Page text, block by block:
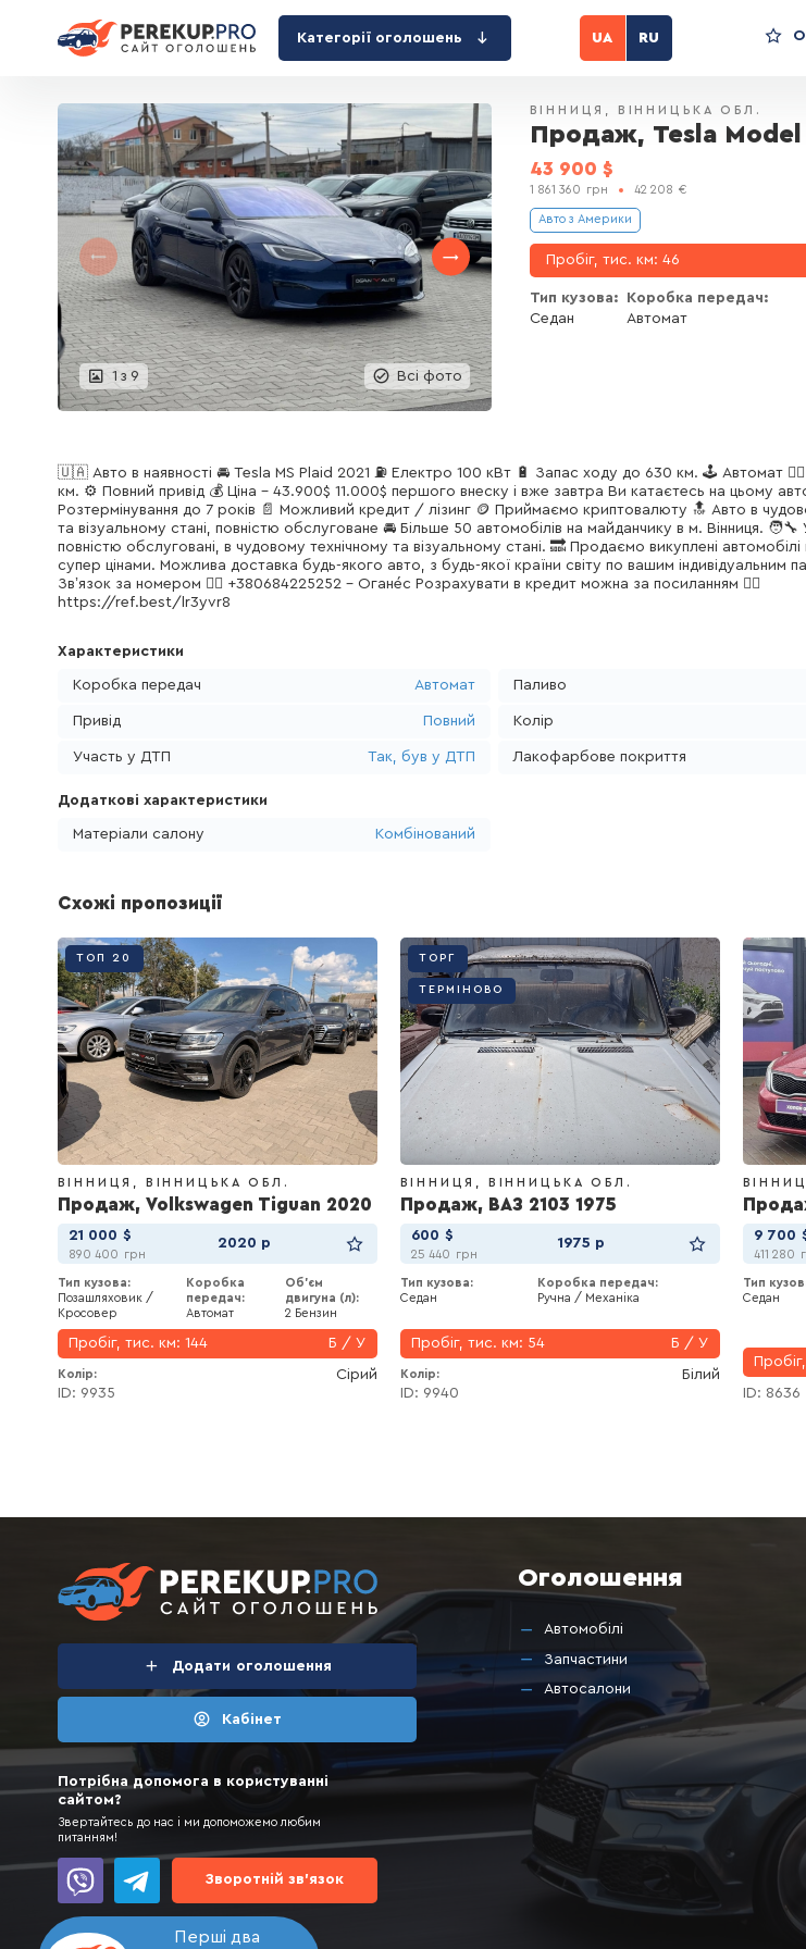
Категорії оголошень UA RU
1 з 9 Всі фото
ВІННИЦЯ ВІННИЦЬКА ОБЛ.
Продаж, Tesla Model
43 900 $
1 861 360 грн 42 208 €
Авто з Америки
Пробіг, тис. км: 46
Тип кузова:
Седан
Коробка передач:
Автомат
🇺🇦 Авто в наявності 🚘 Tesla MS Plaid 2021 ⛽️ Електро 100 кВт 🔋 Запас ходу до 630 км. 🕹 Автомат
км. ⚙️ Повний привід 💰 Ціна - 43.900$ 11.000$ першого внеску і вже завтра Ви катаєтесь на цьому
Розтермінування до 7 років 📄 Можливий кредит / лізинг 🪙 Приймаємо криптовалюту 🔝 Авто в
та візуальному стані, повністю обслуговане 🚘 Більше 50 автомобілів на майданчику в м. Вінниця. 🧑‍🔧
повністю обслуговані, в чудовому технічному та візуальному стані. 🔜 Продаємо викуплені автомобілі
супер цінами. Можлива доставка будь-якого авто, з будь-якої країни світу по вашим індивідуальним
Звʼязок за номером 👇🏾 +380684225252 - Оганéс Розрахувати в кредит можна за посиланням 👇🏾
https://ref.best/lr3yvr8
Характеристики
Коробка передач Автомат Паливо
Привід Повний Колір
Участь у ДТП Так, був у ДТП Лакофарбове покриття
Додаткові характеристики
Матеріали салону Комбінований
Схожі пропозиції
ТОП 20
ВІННИЦЯ ВІННИЦЬКА ОБЛ.
Продаж, Volkswagen Tiguan 2020
21 000 $
890 400 грн
2020 р
Тип кузова:
Позашляховик /
Кросовер
Коробка
передач:
Автомат
Об'єм
двигуна (л):
2 Бензин
Пробіг, тис. км: 144 Б / У
Колір
Сірий
ID: 9935
ТОРГ
ТЕРМІНОВО
ВІННИЦЯ ВІННИЦЬКА ОБЛ.
Продаж, ВАЗ 2103 1975
600 $
25 440 грн
1975 р
Тип кузова:
Седан
Коробка передач:
Ручна / Механіка
Пробіг, тис. км: 54 Б / У
Колір
Білий
ID: 9940
9 700
411 280
Тип
Седан
ID: 8636
Перші два
Додати оголошення
Кабінет
Потрібна допомога в користуванні
сайтом?
Звертайтесь до нас і ми допоможемо любим
питанням!
Зворотній зв’язок
Оголошення
Автомобілі
Запчастини
Автосалони